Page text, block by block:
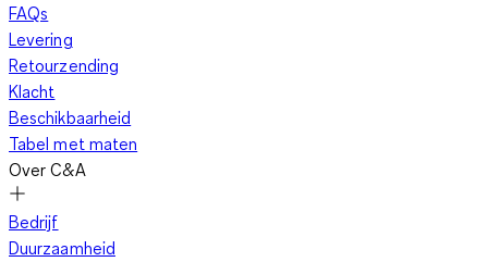
FAQs
Levering
Retourzending
Klacht
Beschikbaarheid
Tabel met maten
Over C&A
Bedrijf
Duurzaamheid